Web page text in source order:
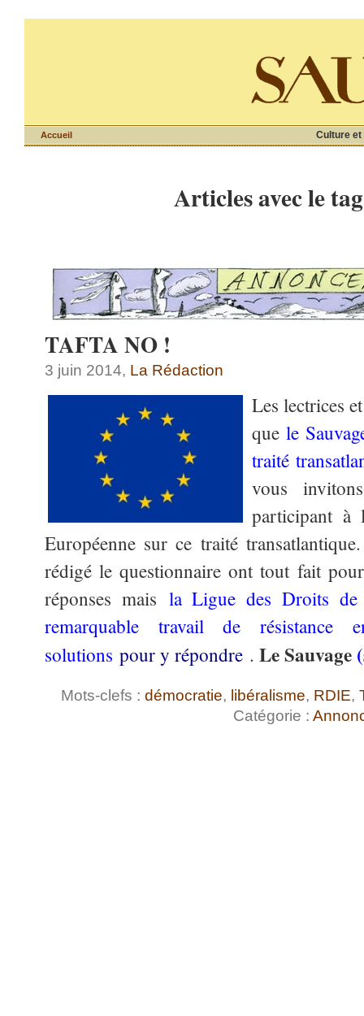
Culture et
Accueil
Articles avec le
TAFTA NO !
3 juin 2014, La Rédaction
Les lectrices
que le
traité
vous
participant à
Européenne sur ce traité
rédigé le questionnaire ont tout fait
réponses mais la Ligue des Droits
remarquable travail de résistance
solutions pour y répondre . Le Sauvage
Mots-clefs : démocratie, libéralisme, RDIE,
Catégorie :